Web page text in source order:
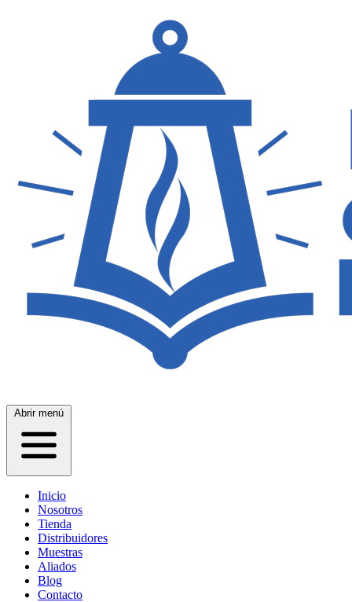
Abrir menú
Inicio
Nosotros
Tienda
Distribuidores
Muestras
Aliados
Blog
Contacto